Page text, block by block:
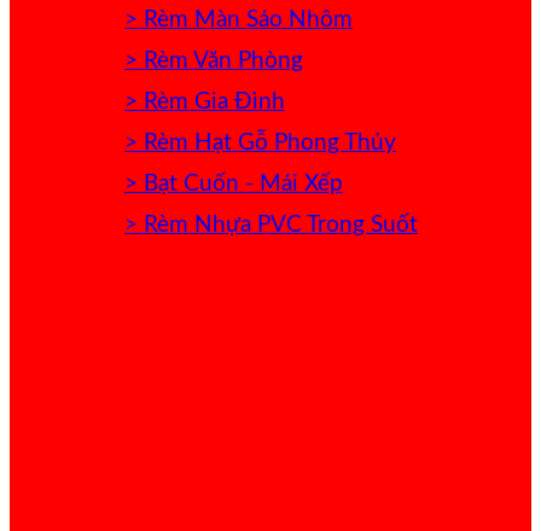
> Rèm Màn Sáo Nhôm
> Rèm Văn Phòng
> Rèm Gia Đình
> Rèm Hạt Gỗ Phong Thủy
> Bạt Cuốn - Mái Xếp
> Rèm Nhựa PVC Trong Suốt